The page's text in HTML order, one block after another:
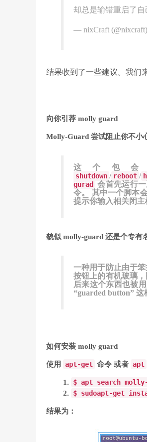
却总是输错重启了自
— nixCraft
结果收到了一些建议。我们
向你引荐 molly guard
Molly-Guard 尝试阻止你不小
这个包
shutdown / reboot /
gurad
会首先运行
令。 其中一个脚本
提示你输入相关闭主
貌似 molly-guard 还是个专有
一种用于防止由于
按钮上的有机玻璃
后来这个东西也被
“guarded button” 这
如何安装 molly guard
使用 apt-get 命令 或者 apt
$ apt search molly
$ sudoapt-get
结果为：